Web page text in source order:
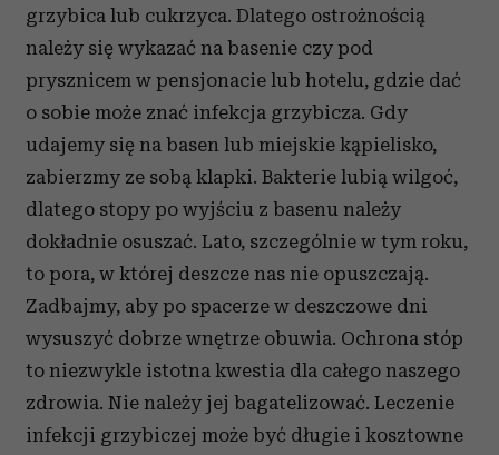
grzybica lub cukrzyca. Dlatego ostrożnością
należy się wykazać na basenie czy pod
prysznicem w pensjonacie lub hotelu, gdzie dać
o sobie może znać infekcja grzybicza. Gdy
udajemy się na basen lub miejskie kąpielisko,
zabierzmy ze sobą klapki. Bakterie lubią wilgoć,
dlatego stopy po wyjściu z basenu należy
dokładnie osuszać. Lato, szczególnie w tym roku,
to pora, w której deszcze nas nie opuszczają.
Zadbajmy, aby po spacerze w deszczowe dni
wysuszyć dobrze wnętrze obuwia. Ochrona stóp
to niezwykle istotna kwestia dla całego naszego
zdrowia. Nie należy jej bagatelizować. Leczenie
infekcji grzybiczej może być długie i kosztowne